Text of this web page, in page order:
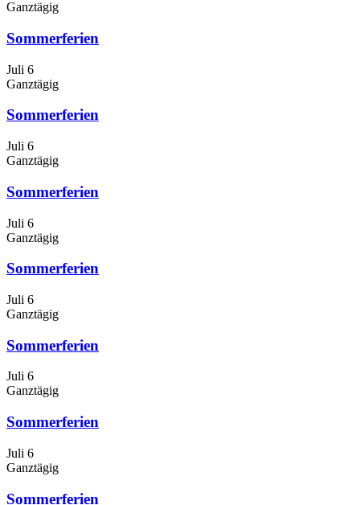
Ganztägig
Sommerferien
Juli 6
Ganztägig
Sommerferien
Juli 6
Ganztägig
Sommerferien
Juli 6
Ganztägig
Sommerferien
Juli 6
Ganztägig
Sommerferien
Juli 6
Ganztägig
Sommerferien
Juli 6
Ganztägig
Sommerferien